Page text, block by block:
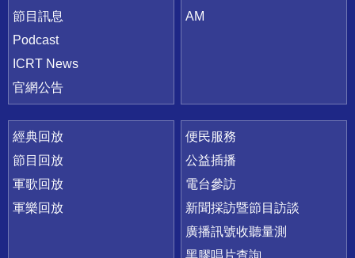
節目訊息
Podcast
ICRT News
官網公告
AM
經典回放
節目回放
軍歌回放
軍樂回放
便民服務
公益插播
電台參訪
新聞採訪暨節目訪談
廣播訊號收聽量測
黑膠唱片查詢